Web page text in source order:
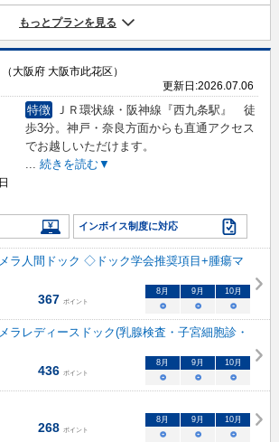
もっとプランを見る
（大阪府 大阪市此花区）
更新日:2026.07.06
特徴
ＪＲ環状線・阪神線『西九条駅』 徒
歩3分。神戸・奈良方面からも直通アクセス
でお越しいただけます。
... 続きを読む▼
インボイス制度に対応
ラ人間ドック ◇ドック学会推奨項目+腫瘍マ
367 ポイント
8月 9月 10月
○ ○ ○
ラレディースドック(乳腺検査・子宮細胞診・
436 ポイント
8月 9月 10月
○ ○ ○
268 ポイント
8月 9月 10月
○ ○ ○